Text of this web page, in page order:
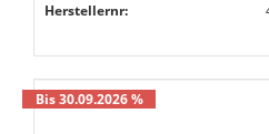
Herstellernr:
Bis 30.09.2026 %